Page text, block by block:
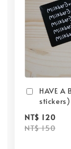
HAVE A
stickers)
NT$ 120
NT$ 150